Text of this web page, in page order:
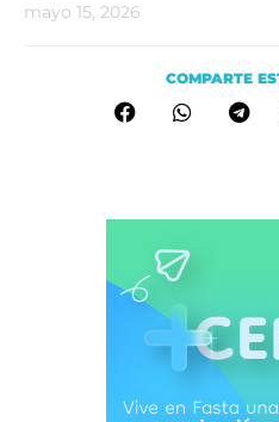
mayo 15, 2026
COMPARTE